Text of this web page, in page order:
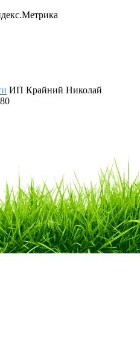
ИП Крайний Николай